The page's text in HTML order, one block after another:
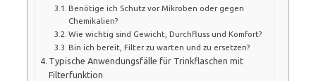
Benötige ich Schutz vor Mikroben oder gegen
Chemikalien?
Wie wichtig sind Gewicht, Durchfluss und Komfort?
Bin ich bereit, Filter zu warten und zu ersetzen?
Typische Anwendungsfälle für Trinkflaschen mit
Filterfunktion